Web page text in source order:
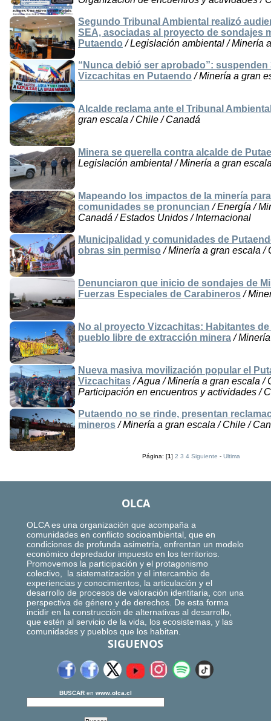
Segundo Tribunal Ambiental realizó
SEA, asociadas al proyecto de sondajes
Putaendo / Legislación ambiental / Minería
“Nunca debió ser aprobado”:
Vizcachitas en Putaendo / Minería a gran
Alcalde reclama ante el Tribunal
gran escala / Chile / Canadá
Minera se querella contra alcalde de
Legislación ambiental / Minería a gran
Mapeando los impactos de la minería
comunidades se pronuncian / Energía /
Canadá / Estados Unidos / Internacional
Municipalidad y comunidades de
obras sin permiso / Minería a gran escala /
Denunciaron que inicio de sondajes de
Fuerzas Especiales de Carabineros/
No al proyecto Vizcachitas: Habitantes
pueblo libre de extracción minera/
Nueva masiva movilización popular el
Vizcachitas/ Agua / Minería a gran escala /
Participación en encuentros y actividades /
Putaendo no se rinde, presentan
mineros/ Minería a gran escala / Chile /
Página: [1]2 3 4 Siguiente -Ultima
OLCA
OLCA es una organización que acompaña a
comunidades en conflicto socioambiental, que en
condiciones de profunda asimetría, enfrentan un modelo
económico depredador impuesto en los territorios.
Promovemos la participación y el protagonismo
colectivo, la sistematización y el intercambio de
experiencias y conocimientos, la articulación y el
desarrollo de procesos de valoración identitaria, con una
perspectiva de género y de derechos. De esta forma
incidir en la construcción de alternativas al desarrollo,
que estén al servicio de la vida, los ecosistemas, y las
comunidades y pueblos que los habitan.
SIGUENOS
BUSCAR en www.olca.cl